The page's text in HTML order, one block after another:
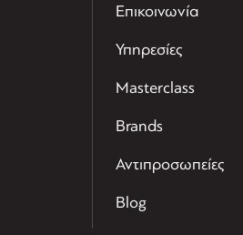
Επικοινωνία
Υπηρεσίες
Masterclass
Brands
Αντιπροσωπείες
Blog